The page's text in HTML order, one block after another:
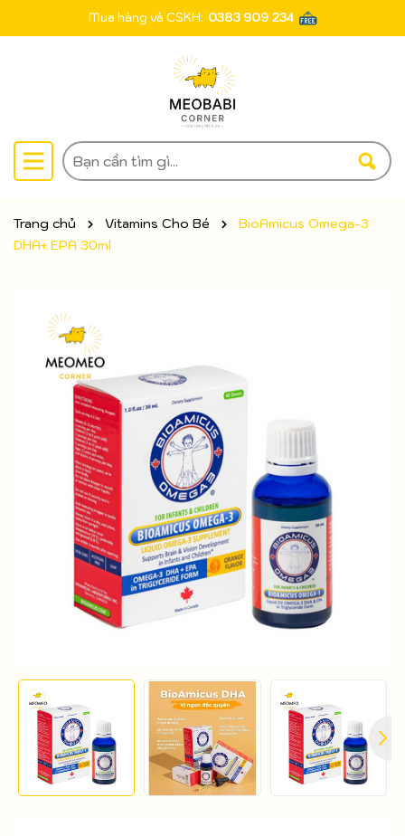
Mua hàng và CSKH: 0383 909 234
Trang chủ Vitamins Cho Bé
BioAmicus Omega-3
DHA+ EPA 30ml